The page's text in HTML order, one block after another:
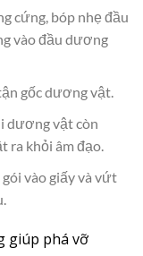
cứng, bóp nhẹ đầu
vào đầu dương
gốc dương vật.
dương vật còn
ra khỏi âm đạo.
vào giấy và vứt
giúp phá vỡ